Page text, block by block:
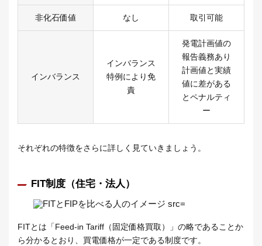
非化石価値 なし 取引可能
インバランス
インバランス
特例により免
責
発電計画値の
報告義務あり
計画値と実績
値に差がある
とペナルティ
ー
それぞれの特徴をさらに詳しく見ていきましょう。
FIT制度（住宅・法人）
FITとは「Feed-in Tariff（固定価格買取）」の略であることか
ら分かるとおり、買電価格が一定である制度です。